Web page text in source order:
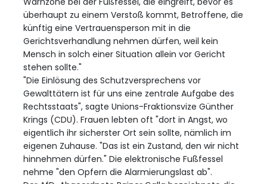
überhaupt zu einem Verstoß kommt, Betroffene, die
künftig eine Vertrauensperson mit in die
Gerichtsverhandlung nehmen dürfen, weil kein
Mensch in solch einer Situation allein vor Gericht
stehen sollte."
"Die Einlösung des Schutzversprechens vor
Gewalttätern ist für uns eine zentrale Aufgabe des
Rechtsstaats", sagte Unions-Fraktionsvize Günther
Krings (CDU). Frauen lebten oft "dort in Angst, wo
eigentlich ihr sicherster Ort sein sollte, nämlich im
eigenen Zuhause. "Das ist ein Zustand, den wir nicht
hinnehmen dürfen." Die elektronische Fußfessel
nehme "den Opfern die Alarmierungslast ab".